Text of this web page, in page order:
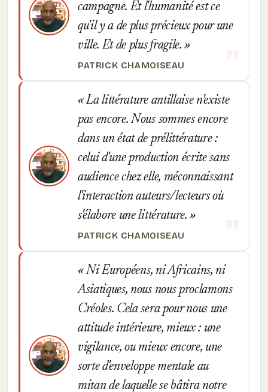
campagne. Et l'humanité est ce
qu'il y a de plus précieux pour une
ville. Et de plus fragile.
PATRICK CHAMOISEAU
La littérature antillaise n'existe
pas encore. Nous sommes encore
dans un état de prélittérature :
celui d'une production écrite sans
audience chez elle, méconnaissant
l'interaction auteurs/lecteurs où
s'élabore une littérature.
PATRICK CHAMOISEAU
Ni Européens, ni Africains, ni
Asiatiques, nous nous proclamons
Créoles. Cela sera pour nous une
attitude intérieure, mieux : une
vigilance, ou mieux encore, une
sorte d'enveloppe mentale au
mitan de laquelle se bâtira notre